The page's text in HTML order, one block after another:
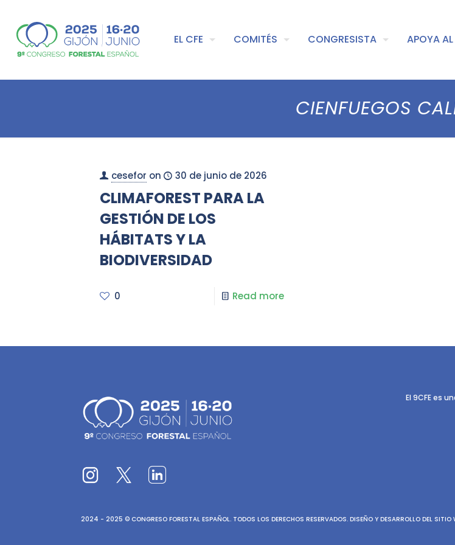
EL CFE COMITÉS CONGRESISTA APOYA
CIENFUEGOS
cesefor on 30 de junio de 2026
CLIMAFOREST PARA LA
GESTIÓN DE LOS
HÁBITATS Y LA
BIODIVERSIDAD
0 Read more
El 9CFE es
2024 - 2025 © CONGRESO FORESTAL ESPAÑOL. TODOS LOS DERECHOS RESERVADOS. DISEÑO Y DESARROLLO DEL SITIO